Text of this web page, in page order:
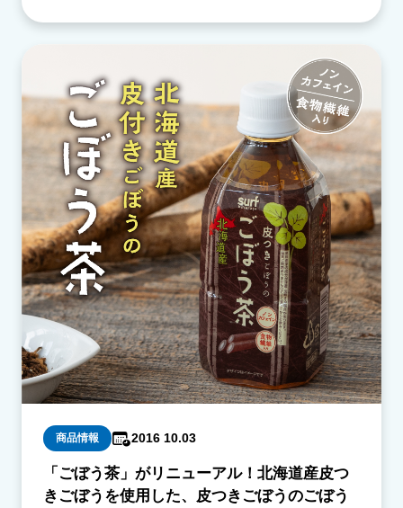
商品情報 2016 10.03
「ごぼう茶」がリニューアル！北海道産皮つ
きごぼうを使用した、皮つきごぼうのごぼう